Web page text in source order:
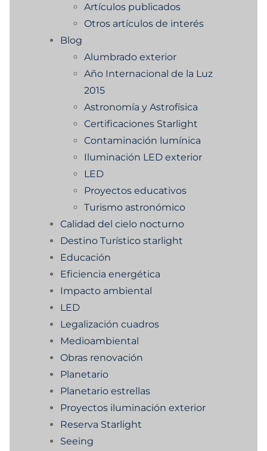
Artículos publicados
Otros artículos de interés
Blog
Alumbrado exterior
Año Internacional de la Luz
2015
Astronomía y Astrofísica
Certificaciones Starlight
Contaminación lumínica
Iluminación LED exterior
LED
Proyectos educativos
Turismo astronómico
Calidad del cielo nocturno
Destino Turístico starlight
Educación
Eficiencia energética
Impacto ambiental
LED
Legalización cuadros
Medioambiental
Obras renovación
Planetario
Planetario estrellas
Proyectos iluminación exterior
Reserva Starlight
Seeing